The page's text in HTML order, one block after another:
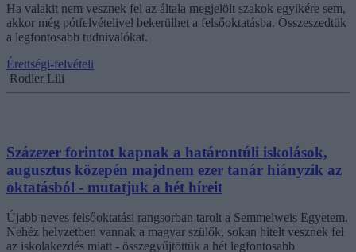
Ha valakit nem vesznek fel az általa megjelölt szakok egyikére sem,
akkor még pótfelvételivel bekerülhet a felsőoktatásba. Összeszedtük
a legfontosabb tudnivalókat.
Érettségi-felvételi
Rodler Lili
Százezer forintot kapnak a határontúli iskolások,
augusztus közepén majdnem ezer tanár hiányzik az
oktatásból - mutatjuk a hét híreit
Újabb neves felsőoktatási rangsorban tarolt a Semmelweis Egyetem.
Nehéz helyzetben vannak a magyar szülők, sokan hitelt vesznek fel
az iskolakezdés miatt - összegyűjtöttük a hét legfontosabb